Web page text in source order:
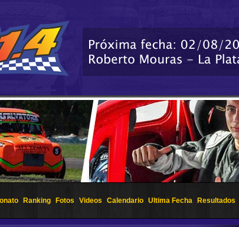
Ranking Fotos Videos Calendario Ultima Fecha Resultados